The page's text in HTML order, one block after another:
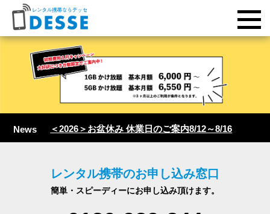
News ＜2026＞お盆休み 休業日のご案内8/12～8/16
レンタル携帯のお申し込み窓口
簡単・スピーディーにお申し込み頂けます。